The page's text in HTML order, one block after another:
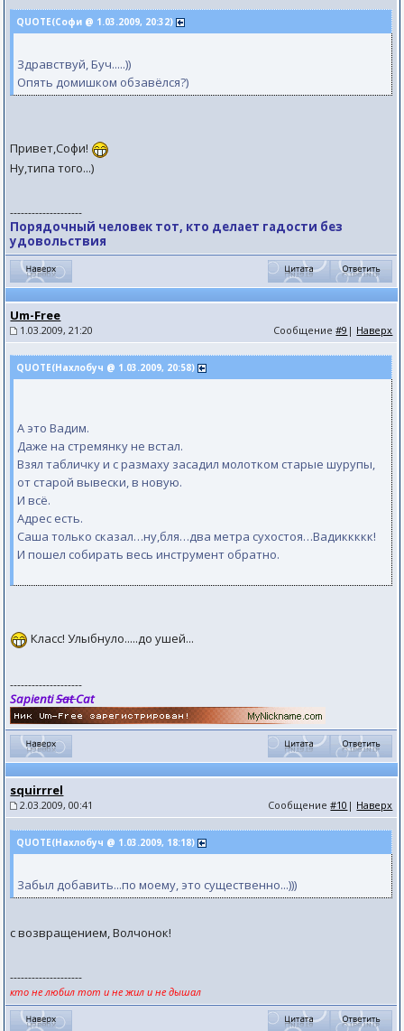
QUOTE(Софи @ 1.03.2009, 20:32)
Здравствуй, Буч.....))
Опять домишком обзавёлся?)
Привет,Софи!
Ну,типа того...)
--------------------
Порядочный человек тот, кто делает гадости без
удовольствия
Um-Free
1.03.2009, 21:20 Сообщение#9 | Наверх
QUOTE(Нахлобуч @ 1.03.2009, 20:58)
А это Вадим.
Даже на стремянку не встал.
Взял табличку и с размаху засадил молотком старые шурупы,
от старой вывески, в новую.
И всё.
Адрес есть.
Саша только сказал…ну,бля…два метра сухостоя…Вадиккккк!
И пошел собирать весь инструмент обратно.
Класс! Улыбнуло.....до ушей...
--------------------
SapientiSatCat
squirrrel
2.03.2009, 00:41 Сообщение#10 | Наверх
QUOTE(Нахлобуч @ 1.03.2009, 18:18)
Забыл добавить...по моему, это существенно...)))
с возвращением, Волчонок!
--------------------
кто не любил тот и не жил и не дышал